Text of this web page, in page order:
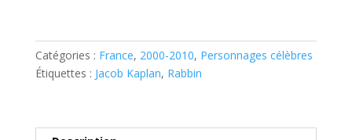
2005
Jacob
Kaplan
Catégories : France, 2000-2010, Personnages célèbres
Étiquettes : Jacob Kaplan, Rabbin